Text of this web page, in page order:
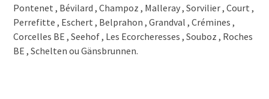
Pontenet , Bévilard , Champoz , Malleray , Sorvilier , Court ,
Perrefitte , Eschert , Belprahon , Grandval , Crémines ,
Corcelles BE , Seehof , Les Ecorcheresses , Souboz , Roches
BE , Schelten ou Gänsbrunnen.